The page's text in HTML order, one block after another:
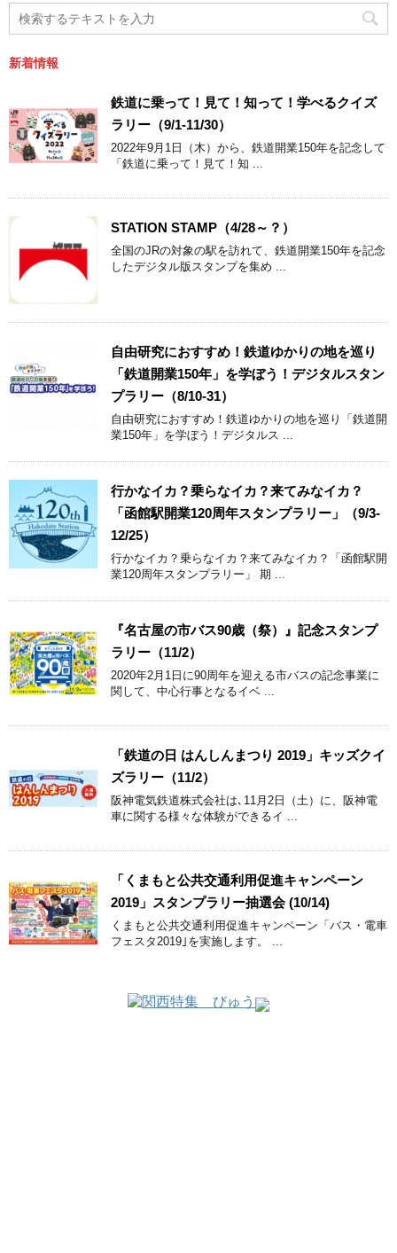
新着情報
鉄道に乗って！見て！知って！学べるクイズ
ラリー（9/1-11/30）
2022年9月1日（木）から、鉄道開業150年を記念して
「鉄道に乗って！見て！知 ...
STATION STAMP（4/28～？）
全国のJRの対象の駅を訪れて、鉄道開業150年を記念
したデジタル版スタンプを集め ...
自由研究におすすめ！鉄道ゆかりの地を巡り
「鉄道開業150年」を学ぼう！デジタルスタン
プラリー（8/10-31）
自由研究におすすめ！鉄道ゆかりの地を巡り「鉄道開
業150年」を学ぼう！デジタルス ...
行かなイカ？乗らなイカ？来てみなイカ？
「函館駅開業120周年スタンプラリー」（9/3-
12/25）
行かなイカ？乗らなイカ？来てみなイカ？「函館駅開
業120周年スタンプラリー」 期 ...
『名古屋の市バス90歳（祭）』記念スタンプ
ラリー（11/2）
2020年2月1日に90周年を迎える市バスの記念事業に
関して、中心行事となるイベ ...
「鉄道の日 はんしんまつり 2019」キッズクイ
ズラリー（11/2）
阪神電気鉄道株式会社は､11月2日（土）に、阪神電
車に関する様々な体験ができるイ ...
「くまもと公共交通利用促進キャンペーン
2019」スタンプラリー抽選会 (10/14)
くまもと公共交通利用促進キャンペーン「バス・電車
フェスタ2019｣を実施します。 ...